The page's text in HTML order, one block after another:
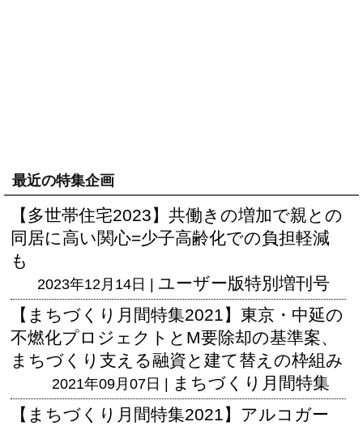
最近の特集企画
【多世帯住宅2023】共働きの増加で親との
同居に高い関心=少子高齢化での負担軽減
も
2023年12月14日 | ユーザー版特別増刊号
【まちづくり月間特集2021】東京・中延の
不燃化プロジェクトとM要除却の基準案、
まちづくり支える融資と建て替えの枠組み
2021年09月07日 | まちづくり月間特集
【まちづくり月間特集2021】アルコガー